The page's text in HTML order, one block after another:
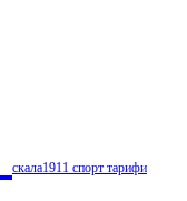
скала1911 спорт тарифи